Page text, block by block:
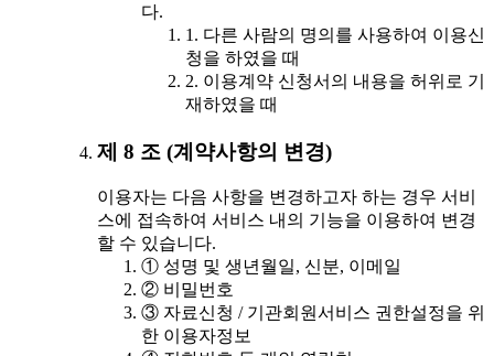
다.
1. 다른 사람의 명의를 사용하여 이용신
청을 하였을 때
2. 이용계약 신청서의 내용을 허위로 기
재하였을 때
제 8 조 (계약사항의 변경)
이용자는 다음 사항을 변경하고자 하는 경우 서비
스에 접속하여 서비스 내의 기능을 이용하여 변경
할 수 있습니다.
① 성명 및 생년월일, 신분, 이메일
② 비밀번호
③ 자료신청 / 기관회원서비스 권한설정을 위
한 이용자정보